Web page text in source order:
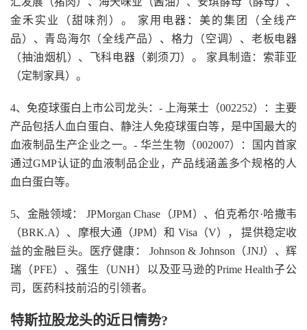
金禾实业（甜味剂）。 家用电器：美的集团（全线产
品）、青岛海尔（全线产品）、格力（空调）、老板电器
（抽油烟机）、飞科电器（剃须刀）。 家具制造：索菲亚
（定制家具）。
4、免疫球蛋白上市公司龙头：- 上海莱士（002252）：主要
产品包括人血白蛋白、静注人免疫球蛋白等，是中国最大的
血液制品生产企业之一。- 华兰生物（002007）：国内首家
通过GMP认证的血液制品企业，产品线涵盖多个规格的人
血白蛋白等。
5、金融领域： JPMorgan Chase（JPM）、伯克希尔·哈撒韦
（BRK.A）、摩根大通（JPM）和 Visa（V）， 提供稳定收
益的金融巨头。医疗健康： Johnson & Johnson（JNJ）、辉
瑞（PFE）、强生（UNH）以及亚马逊的Prime Health子公
司，医药科技前沿的引领者。
特斯拉股龙头的近日情势?